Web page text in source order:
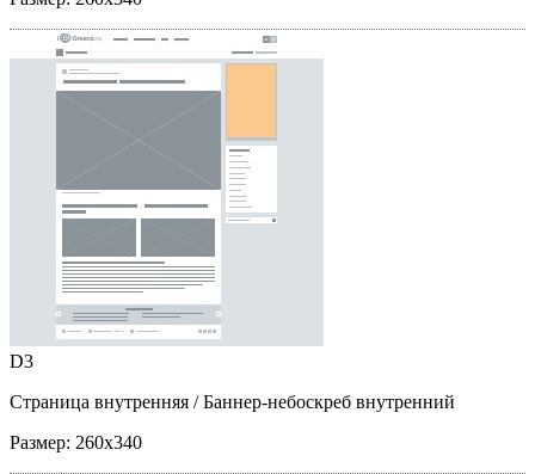
D3
Страница внутренняя / Баннер-небоскреб внутренний
Размер: 260x340